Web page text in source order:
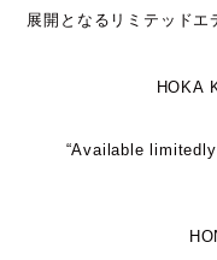
展開となるリミテッドエ
HOKA
“Available